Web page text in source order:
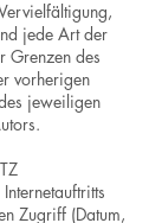
jede Art der
Grenzen des
vorherigen
jeweiligen
Zugriff (Datum,